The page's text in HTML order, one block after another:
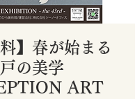
料】春が始まる
の美学
ART